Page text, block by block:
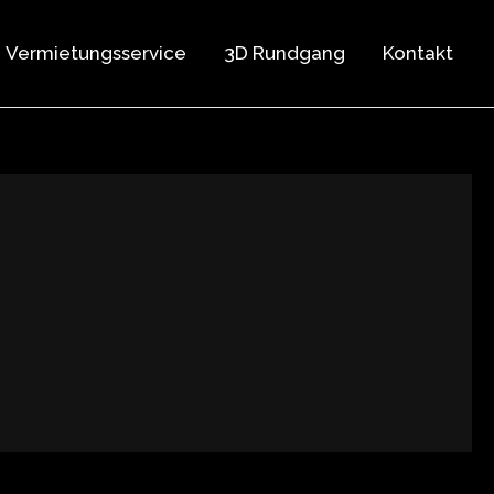
Vermietungsservice 3D Rundgang Kontakt